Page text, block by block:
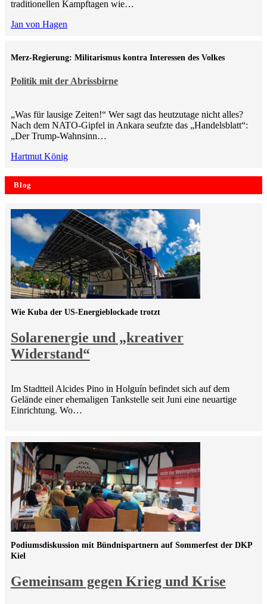
traditionellen Kampftagen wie…
Jan von Hagen
Politik mit der Abrissbirne
Merz-Regierung: Militarismus kontra Inte­ressen des Volkes
„Was für lausige Zeiten!“ Wer sagt das heutzutage nicht alles?
Nach dem NATO-Gipfel in Ankara seufzte das „Handelsblatt“:
„Der Trump-Wahnsinn…
Hartmut König
Blog
Solarenergie und „kreativer
Widerstand“
Wie Kuba der US-Energieblockade trotzt
Im Stadtteil Alcides Pino in Holguín befindet sich auf dem
Gelände einer ehemaligen Tankstelle seit Juni eine neuartige
Einrichtung. Wo…
Gemeinsam gegen Krieg und Krise
Podiumsdiskussion mit Bündnispartnern auf Sommerfest der DKP
Kiel